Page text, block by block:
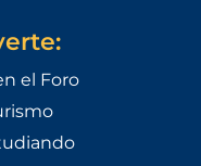
el Foro